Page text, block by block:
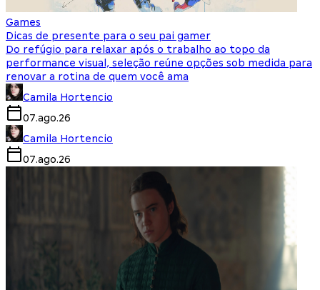
Games
Dicas de presente para o seu pai gamer
Do refúgio para relaxar após o trabalho ao topo da
performance visual, seleção reúne opções sob medida para
renovar a rotina de quem você ama
Camila Hortencio
07.ago.26
Camila Hortencio
07.ago.26